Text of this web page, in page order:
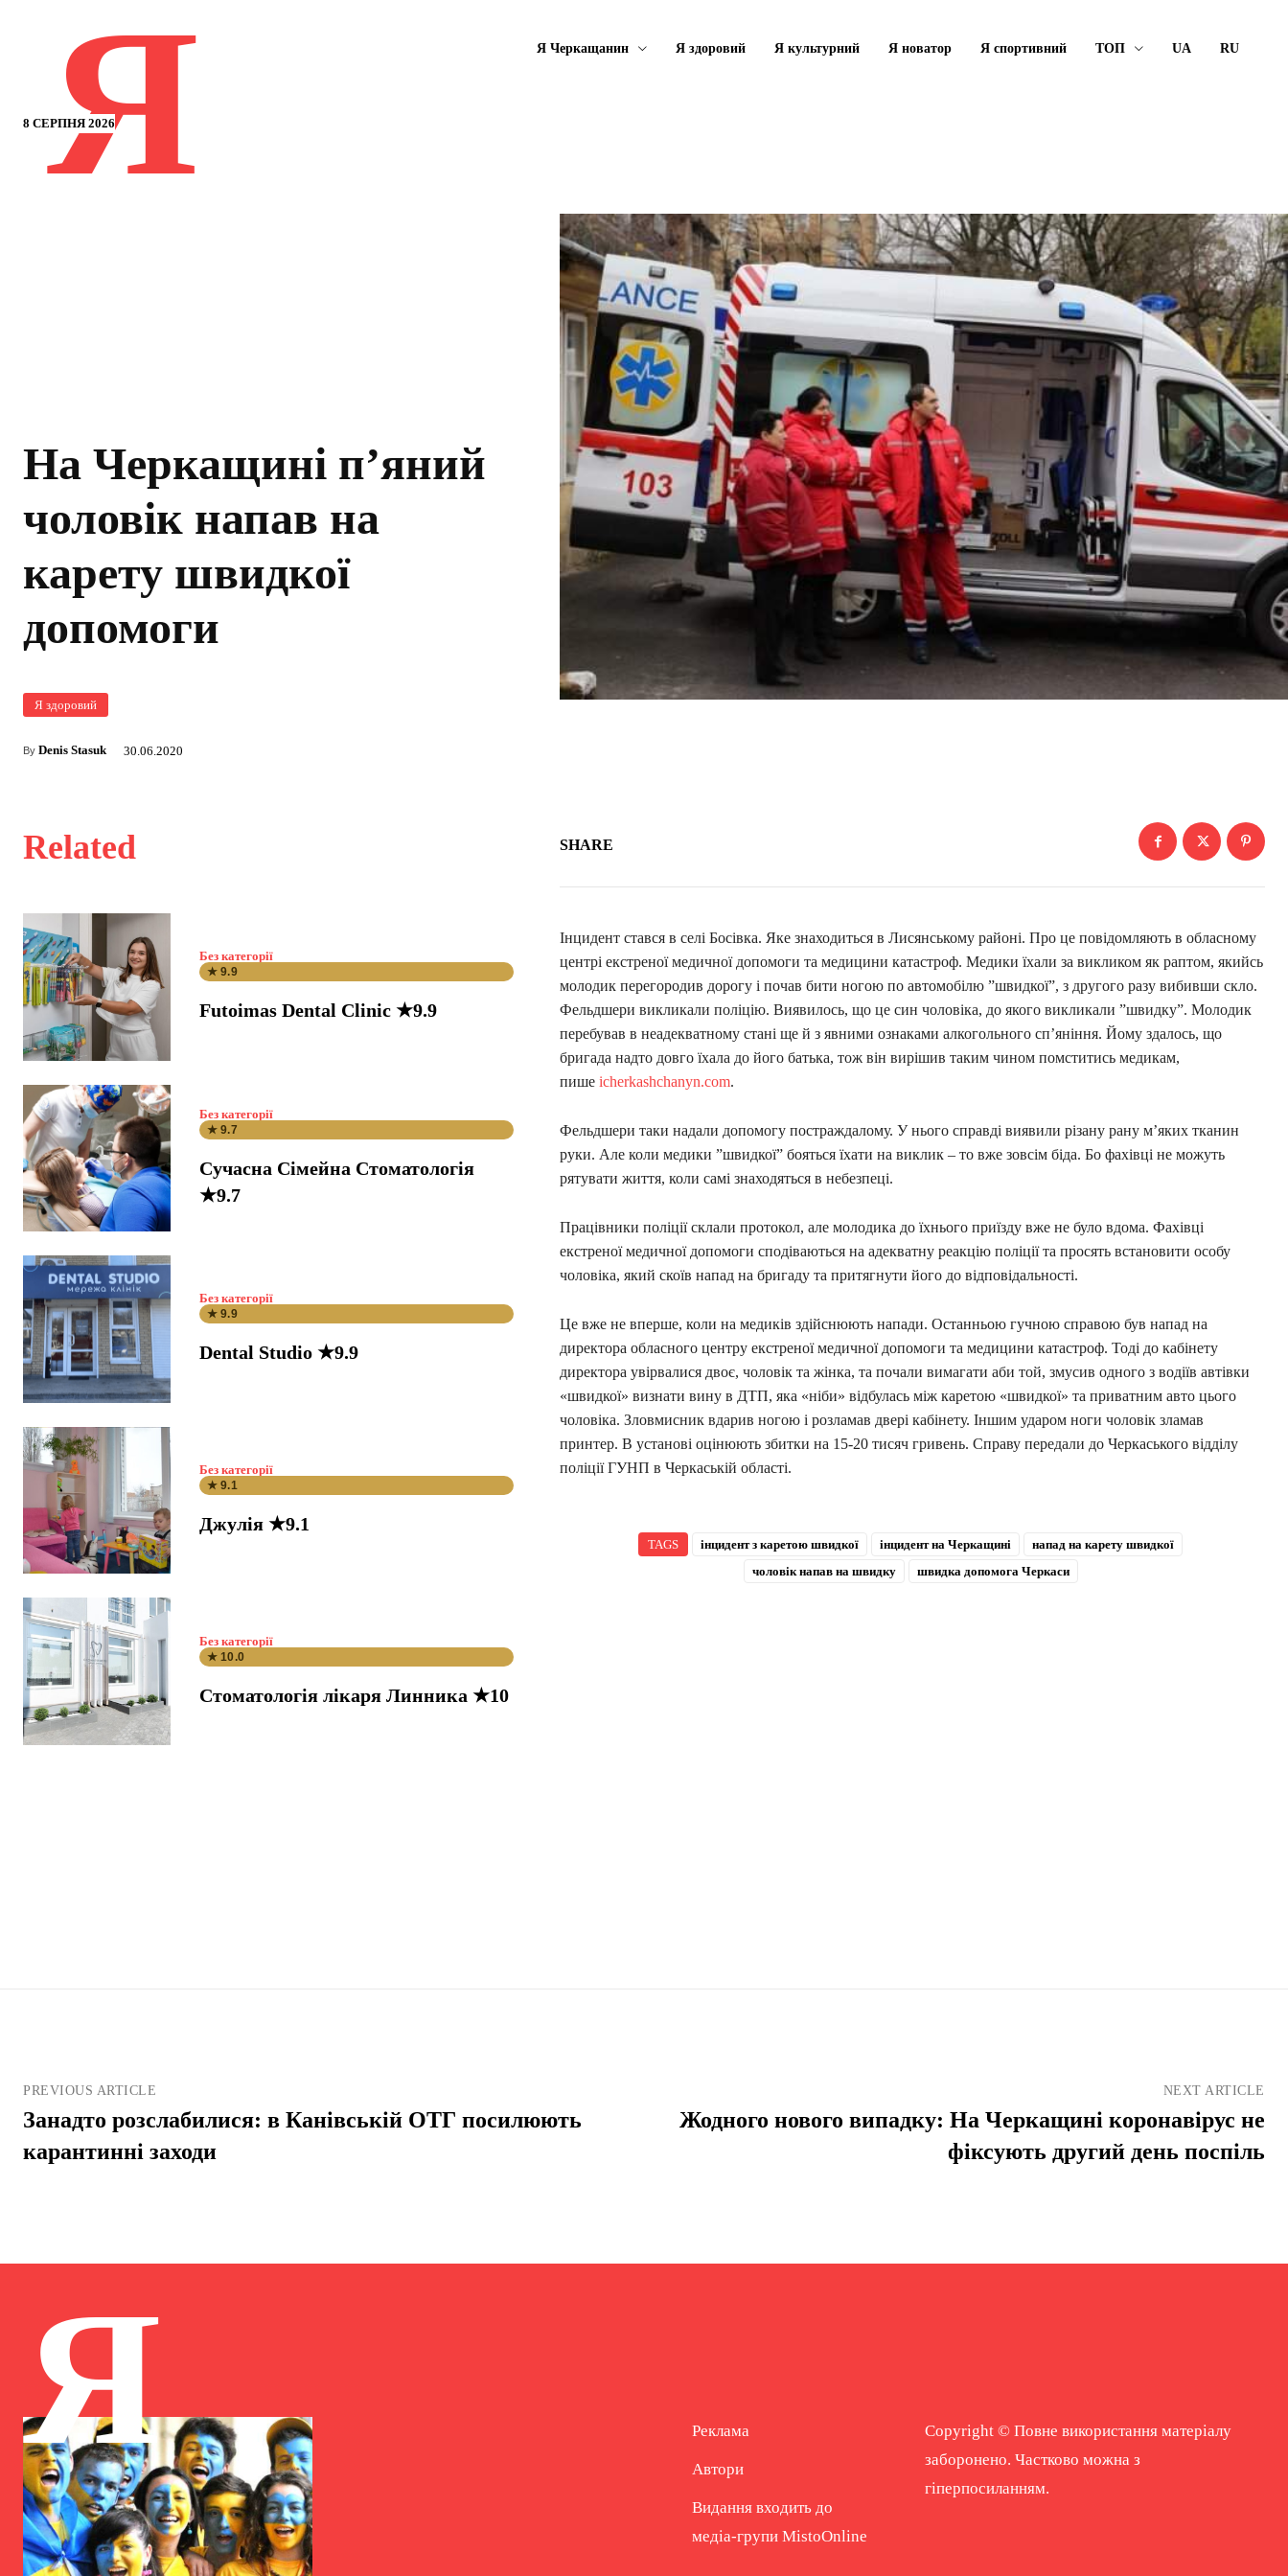
8 СЕРПНЯ 2026
Я Я Черкащанин Я здоровий Я культурний Я новатор Я спортивний ТОП UA RU
На Черкащині п’яний
чоловік напав на
карету швидкої
допомоги
Я здоровий
By Denis Stasuk 30.06.2020
Related
Без категорії
★ 9.9
Futoimas Dental Clinic ★9.9
Без категорії
★ 9.7
Сучасна Сімейна Стоматологія
★9.7
Без категорії
★ 9.9
Dental Studio ★9.9
Без категорії
★ 9.1
Джулія ★9.1
Без категорії
★ 10.0
Стоматологія лікаря Линника ★10
SHARE
Інцидент стався в селі Босівка. Яке знаходиться в Лисянському районі. Про це повідомляють в обласному
центрі екстреної медичної допомоги та медицини катастроф. Медики їхали за викликом як раптом, якийсь
молодик перегородив дорогу і почав бити ногою по автомобілю ”швидкої”, з другого разу вибивши скло.
Фельдшери викликали поліцію. Виявилось, що це син чоловіка, до якого викликали ”швидку”. Молодик
перебував в неадекватному стані ще й з явними ознаками алкогольного сп’яніння. Йому здалось, що
бригада надто довго їхала до його батька, тож він вирішив таким чином помститись медикам,
пише icherkashchanyn.com.
Фельдшери таки надали допомогу постраждалому. У нього справді виявили різану рану м’яких тканин
руки. Але коли медики ”швидкої” бояться їхати на виклик – то вже зовсім біда. Бо фахівці не можуть
рятувати життя, коли самі знаходяться в небезпеці.
Працівники поліції склали протокол, але молодика до їхнього приїзду вже не було вдома. Фахівці
екстреної медичної допомоги сподіваються на адекватну реакцію поліції та просять встановити особу
чоловіка, який скоїв напад на бригаду та притягнути його до відповідальності.
Це вже не вперше, коли на медиків здійснюють напади. Останньою гучною справою був напад на
директора обласного центру екстреної медичної допомоги та медицини катастроф. Тоді до кабінету
директора увірвалися двоє, чоловік та жінка, та почали вимагати аби той, змусив одного з водіїв автівки
«швидкої» визнати вину в ДТП, яка «ніби» відбулась між каретою «швидкої» та приватним авто цього
чоловіка. Зловмисник вдарив ногою і розламав двері кабінету. Іншим ударом ноги чоловік зламав
принтер. В установі оцінюють збитки на 15-20 тисяч гривень. Справу передали до Черкаського відділу
поліції ГУНП в Черкаській області.
TAGS інцидент з каретою швидкої інцидент на Черкащині
напад на карету швидкої
чоловік напав на швидку
швидка допомога Черкаси
PREVIOUS ARTICLE
Занадто розслабилися: в Канівській ОТГ посилюють
карантинні заходи
NEXT ARTICLE
Жодного нового випадку: На Черкащині коронавірус не
фіксують другий день поспіль
Я Реклама
Автори
Видання входить до
медіа-групи MistoOnline
Copyright © Повне використання матеріалу
заборонено. Частково можна з
гіперпосиланням.